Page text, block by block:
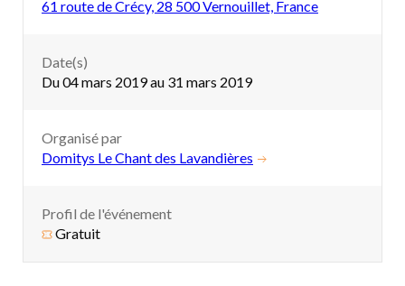
61 route de Crécy, 28 500 Vernouillet, France
Date(s)
Du 04 mars 2019 au 31 mars 2019
Organisé par
Domitys Le Chant des Lavandières
Profil de l'événement
Gratuit